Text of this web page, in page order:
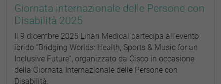
Giornata internazionale delle Persone con
Disabilità 2025
Il 9 dicembre 2025 Linari Medical partecipa all’evento
ibrido “Bridging Worlds: Health, Sports & Music for an
Inclusive Future”, organizzato da Cisco in occasione
della Giornata Internazionale delle Persone con
Disabilità.